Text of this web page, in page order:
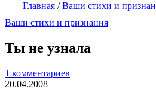
Главная /Ваши стихи и
Ваши стихи и признания
Ты не узнала
1 комментариев
20.04.2008